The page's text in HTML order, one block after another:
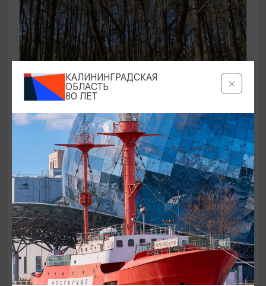
ЭКСКУРСИИ УЧРЕЖДЕНИЙ КУЛЬТУРЫ
Аудиоспектакль «Истории Куршской
косы»
01.02.2026 - 31.12.2026, 13:00
Куршская коса
ОТ 2500₽
КАЛИНИНГРАДСКАЯ
ОБЛАСТЬ
80 ЛЕТ